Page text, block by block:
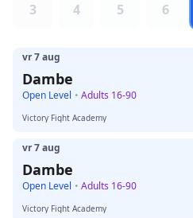
3 4 5 6
vr 7 aug
Dambe
Open Level • Adults 16-90
Victory Fight Academy
vr 7 aug
Dambe
Open Level • Adults 16-90
Victory Fight Academy